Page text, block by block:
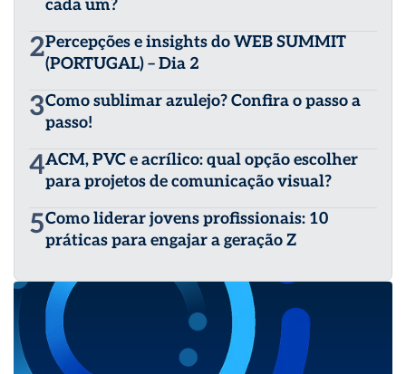
cada um?
2Percepções e insights do WEB SUMMIT
(PORTUGAL) – Dia 2
3Como sublimar azulejo? Confira o passo a
passo!
4ACM, PVC e acrílico: qual opção escolher
para projetos de comunicação visual?
5Como liderar jovens profissionais: 10
práticas para engajar a geração Z